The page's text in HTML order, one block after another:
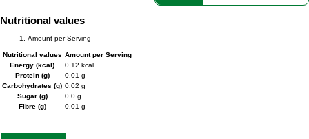
Nutritional values
Amount per Serving
Nutritional values Amount per Serving
Energy (kcal)
0.12 kcal
Protein (g)
0.01 g
Carbohydrates (g) 0.02 g
Sugar (g)
0.0 g
Fibre (g)
0.01 g